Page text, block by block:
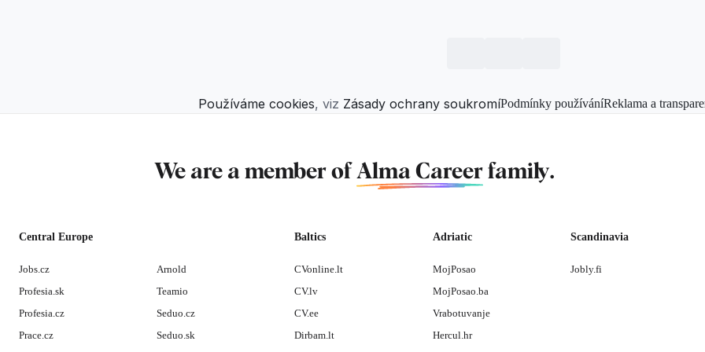
Používáme cookies, viz Zásady ochrany soukromíPodmínky používáníReklama a
We are a member of Alma Careerfamily.
Central Europe
Jobs.cz
Profesia.sk
Profesia.cz
Prace.cz
Arnold
Teamio
Seduo.cz
Seduo.sk
Baltics
CVonline.lt
CV.lv
CV.ee
Dirbam.lt
Adriatic
MojPosao
MojPosao.ba
Vrabotuvanje
Hercul.hr
Scandinavia
Jobly.fi